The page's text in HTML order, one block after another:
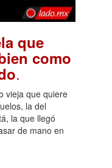
que
como
.
vieja que quiere
la del
la que llegó
de mano en